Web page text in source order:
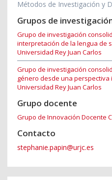
Métodos de Investigación y
Grupos de
Grupo de investigación
interpretación de la lengua de
Universidad Rey Juan Carlos
Grupo de investigación
género desde una perspectiva
Universidad Rey Juan Carlos
Grupo docente
Grupo de Innovación Docente
Contacto
stephanie.papin@urjc.es